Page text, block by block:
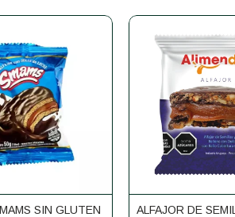
SIN GLUTEN
ALFAJOR DE